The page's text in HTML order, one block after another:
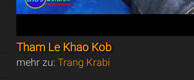
Tham Le Khao Kob
mehr zu:Trang Krabi